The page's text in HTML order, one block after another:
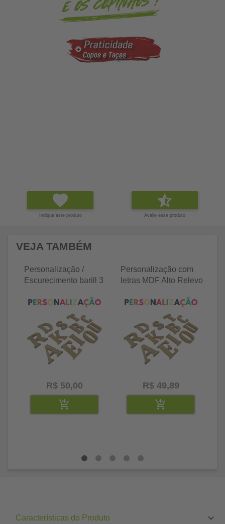
Indique este produto Avalie esse produto
VEJA TAMBÉM
Personalização /
Escurecimento barill 3
R$ 50,00
Personalização com
letras MDF Alto Relevo
R$ 49,89
Características do Produto